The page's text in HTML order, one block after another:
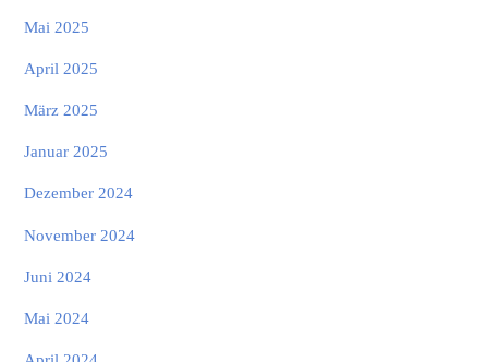
Mai 2025
April 2025
März 2025
Januar 2025
Dezember 2024
November 2024
Juni 2024
Mai 2024